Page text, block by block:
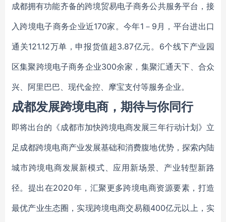
成都拥有功能齐备的跨境贸易电子商务公共服务平台，接
入跨境电子商务企业近170家。今年1－9月，平台进出口
通关121.12万单，申报货值超3.87亿元。6个线下产业园
区集聚跨境电子商务企业300余家，集聚汇通天下、合众
兴、阿里巴巴、现代金控、摩宝支付等服务企业。
成都发展跨境电商，期待与你同行
即将出台的《成都市加快跨境电商发展三年行动计划》立
足成都跨境电商产业发展基础和消费腹地优势，探索内陆
城市跨境电商发展新模式、应用新场景、产业转型新路
径。提出在2020年，汇聚更多跨境电商资源要素，打造
最优产业生态圈，实现跨境电商交易额400亿元以上，实